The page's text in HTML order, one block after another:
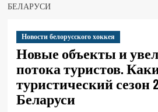
БЕЛАРУСИ
Новости белорусского хоккея
Новые объекты и
потока туристов.
туристический сезон
Беларуси